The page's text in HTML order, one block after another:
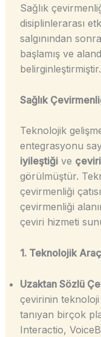
Sağlık
disiplinlerarası
salgınından
başlamış ve
belirginleştirmiştir.
Sağlık
Teknolojik
entegrasyonu
iyileştiğive çeviri
görülmüştür.
çevirmenliği
çevirmenliği
çeviri hizmeti
1. Teknolojik
Uzaktan Sözlü
çevirinin
tanıyan birçok
Interactio,